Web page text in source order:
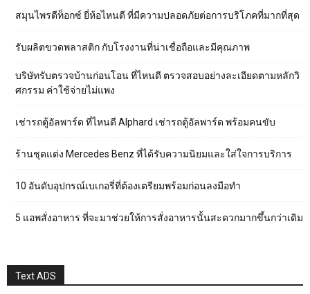
สมุนไพรดีท็อกซ์ ยี่ห้อไหนดี ที่มีความปลอดภัยต่อการบริโภคที่มากที่สุด
รับผลิตขวดพลาสติก กับโรงงานที่น่าเชื่อถือและมีคุณภาพ
บริษัทรับตรวจบ้านก่อนโอน ที่ไหนดี ตรวจสอบอย่างละเอียดตามหลักวิ
ศกรรม ค่าใช้จ่ายไม่แพง
เช่ารถตู้อัลพาร์ด ที่ไหนดี Alphard เช่ารถตู้อัลพาร์ด พร้อมคนขับ
ร้านชุดแต่ง Mercedes Benz ที่ได้รับความนิยมและใส่ใจการบริการ
10 อันดับอุปกรณ์เบเกอรี่ที่ต้องเตรียมพร้อมก่อนลงมือทำ
5 แอพสั่งอาหาร ที่จะมาช่วยให้การสั่งอาหารนั้นสะดวกมากขึ้นกว่าเดิม
Text ADS